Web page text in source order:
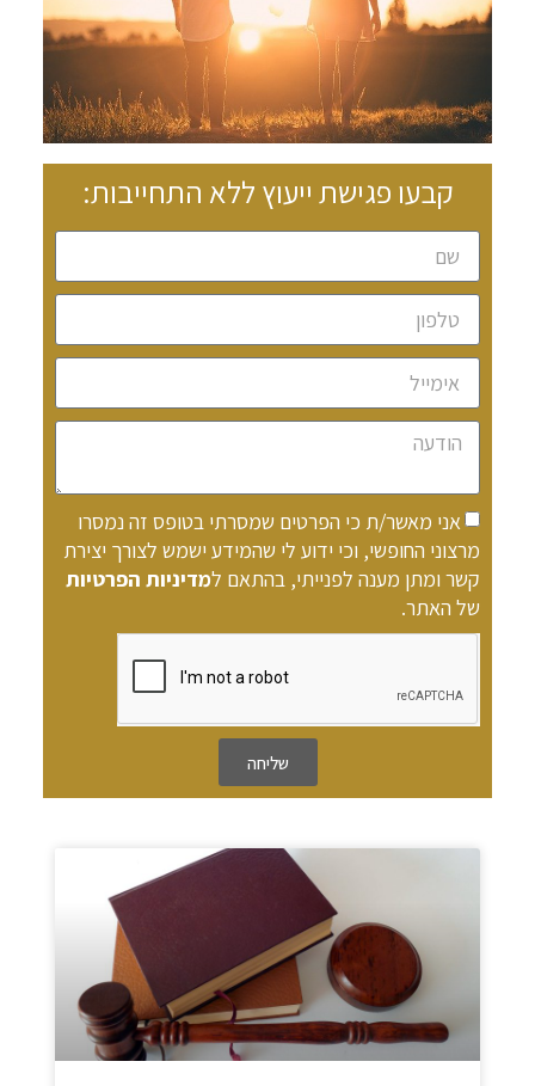
קבעו פגישת ייעוץ ללא התחייבות:
אני מאשר/ת כי הפרטים שמסרתי בטופס זה נמסרו
מרצוני החופשי, וכי ידוע לי שהמידע ישמש לצורך יצירת
קשר ומתן מענה לפנייתי, בהתאם למדיניות הפרטיות
של האתר.
שליחה